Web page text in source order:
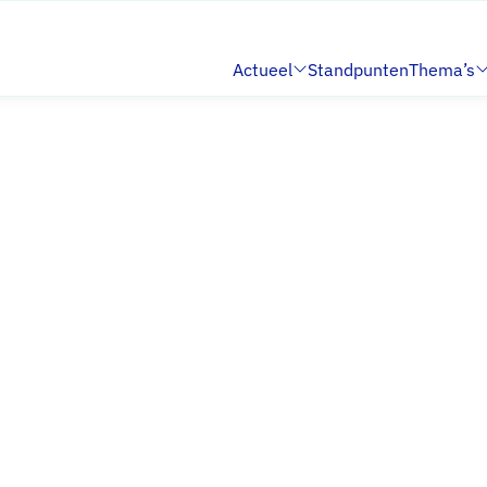
Submenu:
Actueel Standpunten
Submenu:
Thema’s